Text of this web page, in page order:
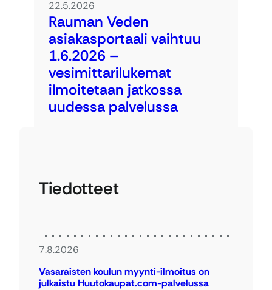
22.5.2026
Rauman Veden
asiakasportaali vaihtuu
1.6.2026 –
vesimittarilukemat
ilmoitetaan jatkossa
uudessa palvelussa
Tiedotteet
7.8.2026
Vasaraisten koulun myynti-ilmoitus on
julkaistu Huutokaupat.com-palvelussa